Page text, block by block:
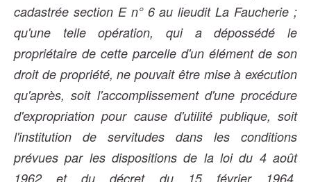
cadastrée section E n° 6 au lieudit La Faucherie ;
qu'une telle opération, qui a dépossédé le
propriétaire de cette parcelle d'un élément de son
droit de propriété, ne pouvait être mise à exécution
qu'après, soit l'accomplissement d'une procédure
d'expropriation pour cause d'utilité publique, soit
l'institution de servitudes dans les conditions
prévues par les dispositions de la loi du 4 août
1962 et du décret du 15 février 1964,